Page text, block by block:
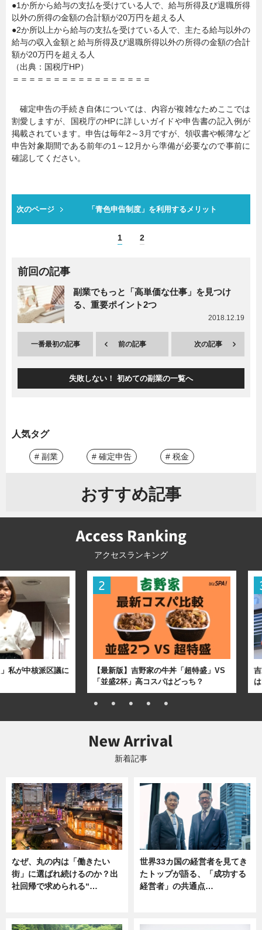
●1か所から給与の支払を受けている人で、給与所得及び退職所得
以外の所得の金額の合計額が20万円を超える人
●2か所以上から給与の支払を受けている人で、主たる給与以外の
給与の収入金額と給与所得及び退職所得以外の所得の金額の合計
額が20万円を超える人
（出典：国税庁HP）
＝＝＝＝＝＝＝＝＝＝＝＝＝＝＝＝＝
確定申告の手続き自体については、内容が複雑なためここでは
割愛しますが、国税庁のHPに詳しいガイドや申告書の記入例が
掲載されています。申告は毎年2～3月ですが、領収書や帳簿など
申告対象期間である前年の1～12月から準備が必要なので事前に
確認してください。
次のページ 「青色申告制度」を利用するメリット
1 2
前回の記事
副業でもっと「高単価な仕事」を見つけ
る、重要ポイント2つ
2018.12.19
一番最初の記事 前の記事 次の記事
失敗しない！ 初めての副業の一覧へ
人気タグ
# 副業 # 確定申告 # 税金
おすすめ記事
アクセスランキング
私が中核派区議に
【最新版】吉野家の牛丼「超特盛」VS
「並盛2杯」高コスパはどっち？
新着記事
なぜ、丸の内は「働きたい
街」に選ばれ続けるのか？出
社回帰で求められる“…
世界33カ国の経営者を見てき
たトップが語る、「成功する
経営者」の共通点…